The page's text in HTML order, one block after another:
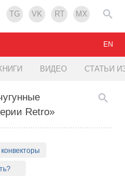
TG VK RT MX
ВИДЕО СТАТЬИ
EN
Retro»